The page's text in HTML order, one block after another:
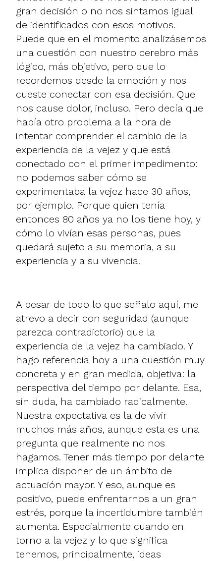
gran decisión o no nos sintamos igual
de identificados con esos motivos.
Puede que en el momento analizásemos
una cuestión con nuestro cerebro más
lógico, más objetivo, pero que lo
recordemos desde la emoción y nos
cueste conectar con esa decisión. Que
nos cause dolor, incluso. Pero decía que
había otro problema a la hora de
intentar comprender el cambio de la
experiencia de la vejez y que está
conectado con el primer impedimento:
no podemos saber cómo se
experimentaba la vejez hace 30 años,
por ejemplo. Porque quien tenía
entonces 80 años ya no los tiene hoy, y
cómo lo vivían esas personas, pues
quedará sujeto a su memoria, a su
experiencia y a su vivencia.
A pesar de todo lo que señalo aquí, me
atrevo a decir con seguridad (aunque
parezca contradictorio) que la
experiencia de la vejez ha cambiado. Y
hago referencia hoy a una cuestión muy
concreta y en gran medida, objetiva: la
perspectiva del tiempo por delante. Esa,
sin duda, ha cambiado radicalmente.
Nuestra expectativa es la de vivir
muchos más años, aunque esta es una
pregunta que realmente no nos
hagamos. Tener más tiempo por delante
implica disponer de un ámbito de
actuación mayor. Y eso, aunque es
positivo, puede enfrentarnos a un gran
estrés, porque la incertidumbre también
aumenta. Especialmente cuando en
torno a la vejez y lo que significa
tenemos, principalmente, ideas